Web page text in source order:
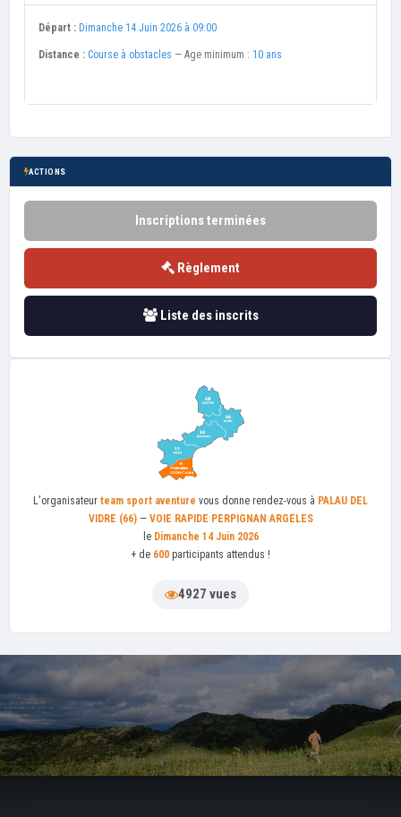
Départ : Dimanche 14 Juin 2026 à 09:00
Distance : Course à obstacles — Age minimum : 10 ans
ACTIONS
Inscriptions terminées
Règlement
Liste des inscrits
L'organisateur team sport aventure vous donne rendez-vous à PALAU DEL
VIDRE (66)— VOIE RAPIDE PERPIGNAN ARGELES
le Dimanche 14 Juin 2026
+ de 600 participants attendus !
4927 vues